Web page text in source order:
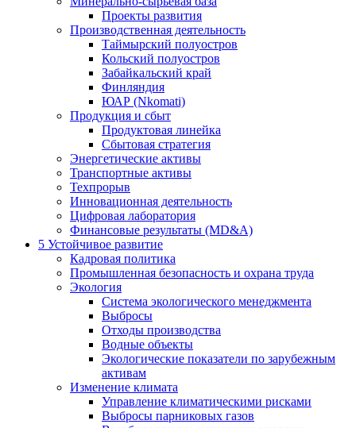
Проекты развития
Производственная деятельность
Таймырский полуостров
Кольский полуостров
Забайкальский край
Финляндия
ЮАР (Nkomati)
Продукция и сбыт
Продуктовая линейка
Сбытовая стратегия
Энергетические активы
Транспортные активы
Техпрорыв
Инновационная деятельность
Цифровая лаборатория
Финансовые результаты (MD&A)
5 Устойчивое развитие
Кадровая политика
Промышленная безопасность и охрана труда
Экология
Система экологического менеджмента
Выбросы
Отходы производства
Водные объекты
Экологические показатели по зарубежным
активам
Изменение климата
Управление климатическими рисками
Выбросы парниковых газов